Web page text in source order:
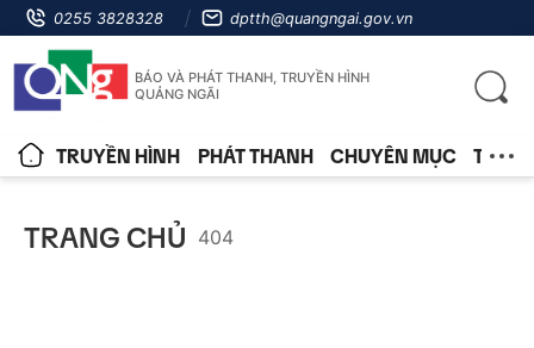
0255 3828328 dptth@quangngai.gov.vn
BÁO VÀ PHÁT THANH, TRUYỀN HÌNH
QUẢNG NGÃI
TRUYỀN HÌNH PHÁT THANH CHUYÊN MỤC TIN
TRANG CHỦ 404